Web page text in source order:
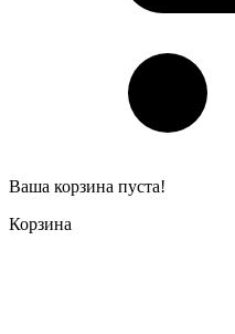
Ваша корзина пуста!
Корзина